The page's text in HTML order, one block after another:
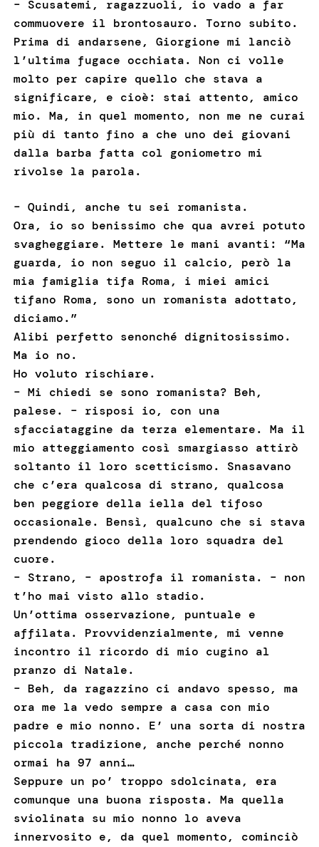
– Scusatemi, ragazzuoli, io vado a far
commuovere il brontosauro. Torno subito.
Prima di andarsene, Giorgione mi lanciò
l’ultima fugace occhiata. Non ci volle
molto per capire quello che stava a
significare, e cioè: stai attento, amico
mio. Ma, in quel momento, non me ne curai
più di tanto fino a che uno dei giovani
dalla barba fatta col goniometro mi
rivolse la parola.
– Quindi, anche tu sei romanista.
Ora, io so benissimo che qua avrei potuto
svagheggiare. Mettere le mani avanti: “Ma
guarda, io non seguo il calcio, però la
mia famiglia tifa Roma, i miei amici
tifano Roma, sono un romanista adottato,
diciamo.”
Alibi perfetto senonché dignitosissimo.
Ma io no.
Ho voluto rischiare.
– Mi chiedi se sono romanista? Beh,
palese. – risposi io, con una
sfacciataggine da terza elementare. Ma il
mio atteggiamento così smargiasso attirò
soltanto il loro scetticismo. Snasavano
che c’era qualcosa di strano, qualcosa
ben peggiore della iella del tifoso
occasionale. Bensì, qualcuno che si stava
prendendo gioco della loro squadra del
cuore.
– Strano, – apostrofa il romanista. – non
t’ho mai visto allo stadio.
Un’ottima osservazione, puntuale e
affilata. Provvidenzialmente, mi venne
incontro il ricordo di mio cugino al
pranzo di Natale.
– Beh, da ragazzino ci andavo spesso, ma
ora me la vedo sempre a casa con mio
padre e mio nonno. E’ una sorta di nostra
piccola tradizione, anche perché nonno
ormai ha 97 anni…
Seppure un po’ troppo sdolcinata, era
comunque una buona risposta. Ma quella
sviolinata su mio nonno lo aveva
innervosito e, da quel momento, cominciò